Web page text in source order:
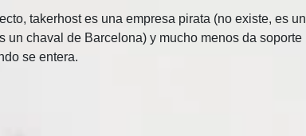
takerhost es una empresa pirata (no existe, es un
un chaval de Barcelona) y mucho menos da soporte
se entera.